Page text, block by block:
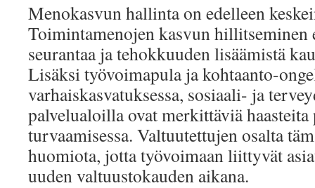
Menokasvun hallinta on edelleen
Toimintamenojen kasvun hillitseminen
seurantaa ja tehokkuuden lisäämistä
Lisäksi työvoimapula ja kohtaanto-
varhaiskasvatuksessa, sosiaali- ja
palvelualoilla ovat merkittäviä
turvaamisessa. Valtuutettujen osalta
huomiota, jotta työvoimaan liittyvät
uuden valtuustokauden aikana.